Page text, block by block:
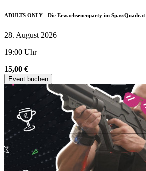
ADULTS ONLY - Die Erwachsenenparty im SpassQuadrat
28. August 2026
19:00 Uhr
15,00 €
Event buchen